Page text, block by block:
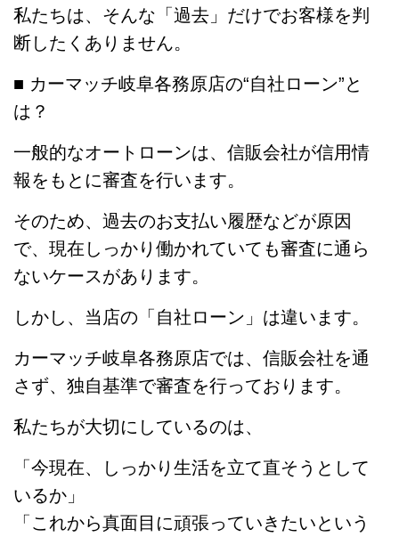
私たちは、そんな「過去」だけでお客様を判
断したくありません。
■ カーマッチ岐阜各務原店の“自社ローン”と
は？
一般的なオートローンは、信販会社が信用情
報をもとに審査を行います。
そのため、過去のお支払い履歴などが原因
で、現在しっかり働かれていても審査に通ら
ないケースがあります。
しかし、当店の「自社ローン」は違います。
カーマッチ岐阜各務原店では、信販会社を通
さず、独自基準で審査を行っております。
私たちが大切にしているのは、
「今現在、しっかり生活を立て直そうとして
いるか」
「これから真面目に頑張っていきたいという